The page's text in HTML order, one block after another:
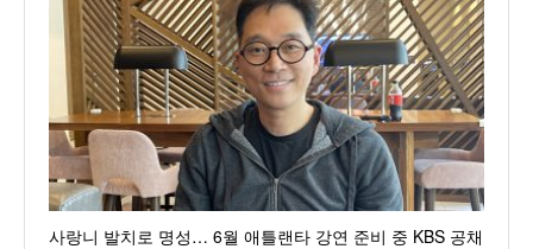
사랑니 발치로 명성… 6월 애틀랜타 강연 준비 중 KBS 공채